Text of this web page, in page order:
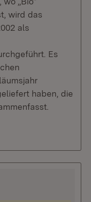
wird das
als
Es
haben, die